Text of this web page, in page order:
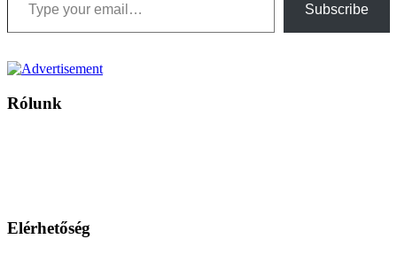
Subscribe
Rólunk
Elérhetőség